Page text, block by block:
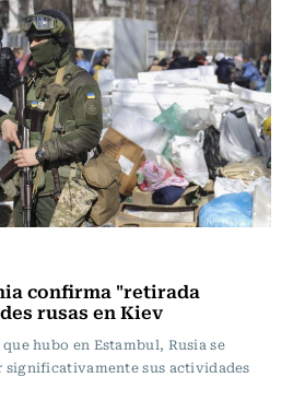
confirma "retirada
rusas en Kiev
hubo en Estambul, Rusia se
sus actividades